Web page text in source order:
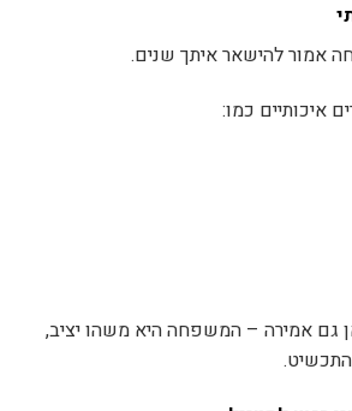
להישאר איתך שנים.
איכותיים כמו:
גם אמירה – המשפחה היא משהו יציב,